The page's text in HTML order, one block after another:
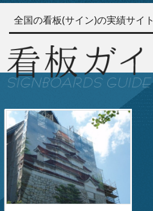
全国の看板(サイン)の実績サイト